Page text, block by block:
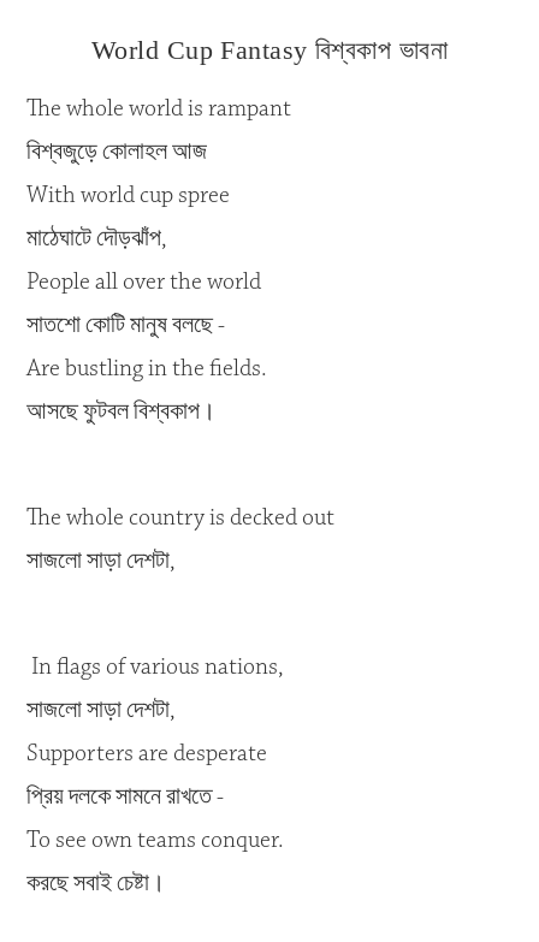
World Cup Fantasy বিশ্বকাপ ভাবনা
The whole world is rampant
বিশ্বজুড়ে কোলাহল আজ
With world cup spree
মাঠেঘাটে দৌড়ঝাঁপ,
People all over the world
সাতশো কোটি মানুষ বলছে -
Are bustling in the fields.
আসছে ফুটবল বিশ্বকাপ।
The whole country is decked out
সাজলো সাড়া দেশটা,
In flags of various nations,
সাজলো সাড়া দেশটা,
Supporters are desperate
প্রিয় দলকে সামনে রাখতে -
To see own teams conquer.
করছে সবাই চেষ্টা।